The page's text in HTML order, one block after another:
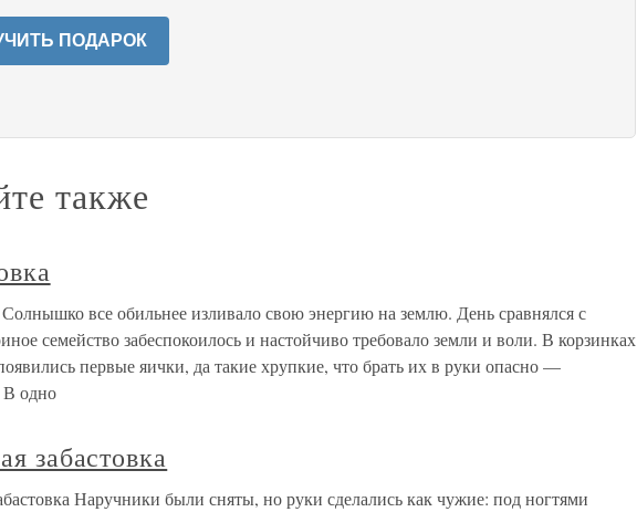
ПОДАРОК
также
Солнышко все обильнее изливало свою энергию на землю. День сравнялся с
семейство забеспокоилось и настойчиво требовало земли и воли. В корзинках
первые яички, да такие хрупкие, что брать их в руки опасно —
В одно
забастовка
Наручники были сняты, но руки сделались как чужие: под ногтями